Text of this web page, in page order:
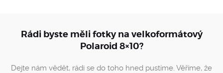
Rádi byste měli fotky na velkoformátový
Polaroid 8×10?
Dejte nám vědět, rádi se do toho hned pustíme. Věříme, že